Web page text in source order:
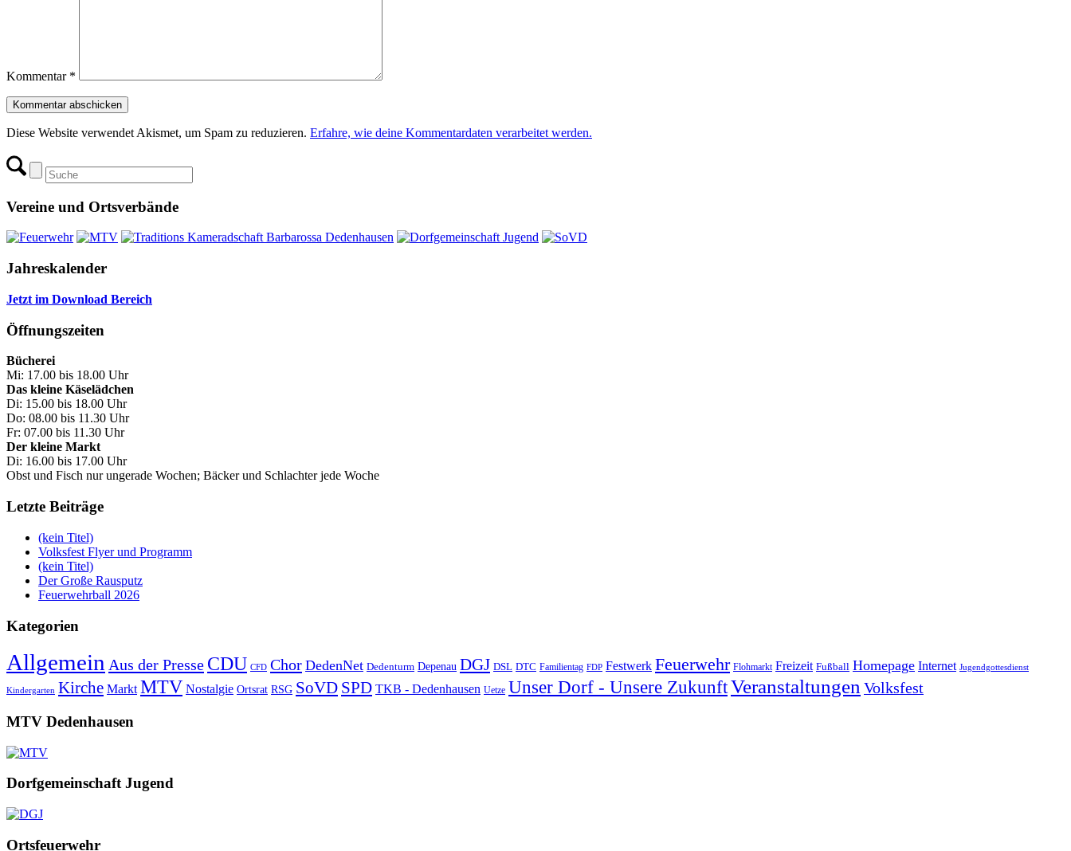
Kommentar *
Diese Website verwendet Akismet, um Spam zu reduzieren. Erfahre, wie deine Kommentardaten verarbeitet werden.
Vereine und Ortsverbände
Jahreskalender
Jetzt im Download Bereich
Öffnungszeiten
Bücherei
Mi: 17.00 bis 18.00 Uhr
Das kleine Käselädchen
Di: 15.00 bis 18.00 Uhr
Do: 08.00 bis 11.30 Uhr
Fr: 07.00 bis 11.30 Uhr
Der kleine Markt
Di: 16.00 bis 17.00 Uhr
Obst und Fisch nur ungerade Wochen; Bäcker und Schlachter jede Woche
Letzte Beiträge
(kein Titel)
Volksfest Flyer und Programm
(kein Titel)
Der Große Rausputz
Feuerwehrball 2026
Kategorien
Allgemein Aus der Presse CDU CFD Chor DedenNet Dedenturm Depenau DGJ DSL DTC Familientag FDP Festwerk Feuerwehr Flohmarkt Freizeit Fußball Homepage Internet Jugendgottesdienst
Kindergarten Kirche Markt MTV Nostalgie Ortsrat RSG SoVD SPD TKB - Dedenhausen Uetze Unser Dorf - Unsere ZukunftVeranstaltungen Volksfest
MTV Dedenhausen
Dorfgemeinschaft Jugend
Ortsfeuerwehr